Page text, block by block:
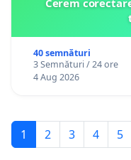
Cerem
40 semnături
3 Semnături / 24 ore
4 Aug 2026
1 2 3 4 5